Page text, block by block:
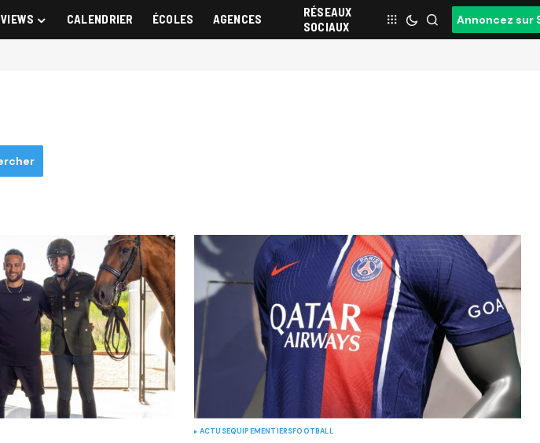
CALENDRIER ÉCOLES AGENCES
RÉSEAUX
SOCIAUX
Annoncez sur
ACTUSEQUIPEMENTIERSFOOTBALL